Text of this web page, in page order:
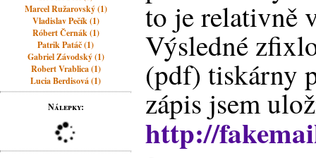
Marcel Ružarovský (1)
Vladislav Pečík (1)
Róbert Černák (1)
Patrik Patáč (1)
Gabriel Závodský (1)
Robert Vrablica (1)
Lucia Berdisová (1)
Nálepky:
to je relativně
Výsledné
(pdf) tiskárny
zápis jsem
http://